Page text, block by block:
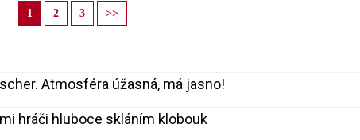
1 2 3 >>
Atmosféra úžasná, má jasno!
hráči hluboce skláním klobouk